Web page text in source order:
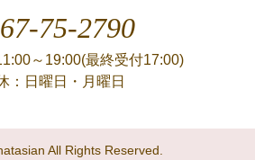
75-2790
～19:00(最終受付17:00)
：日曜日・月曜日
All Rights Reserved.